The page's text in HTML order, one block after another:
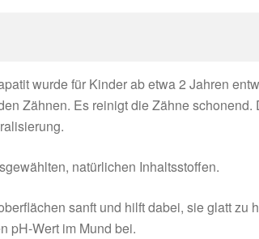
wurde für Kinder ab etwa 2 Jahren
Zähnen. Es reinigt die Zähne
natürlichen Inhaltsstoffen.
sanft und hilft dabei, sie glatt zu
pH-Wert im Mund bei.